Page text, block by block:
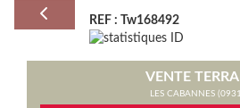
REF : Tw168492
VENTE
LES CABANNES